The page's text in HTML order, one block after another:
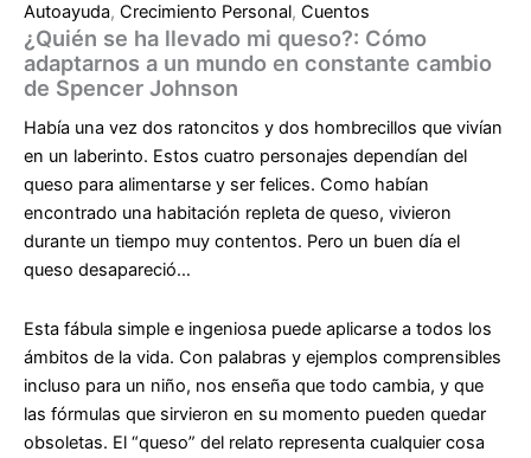
Autoayuda, Crecimiento Personal, Cuentos
¿Quién se ha llevado mi queso?: Cómo
adaptarnos a un mundo en constante cambio
de Spencer Johnson
Había una vez dos ratoncitos y dos hombrecillos que vivían
en un laberinto. Estos cuatro personajes dependían del
queso para alimentarse y ser felices. Como habían
encontrado una habitación repleta de queso, vivieron
durante un tiempo muy contentos. Pero un buen día el
queso desapareció…
Esta fábula simple e ingeniosa puede aplicarse a todos los
ámbitos de la vida. Con palabras y ejemplos comprensibles
incluso para un niño, nos enseña que todo cambia, y que
las fórmulas que sirvieron en su momento pueden quedar
obsoletas. El “queso” del relato representa cualquier cosa